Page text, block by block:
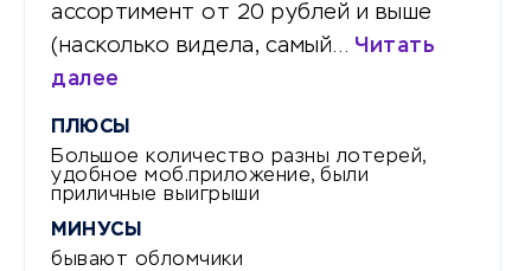
ассортимент от 20 рублей и выше
(насколько видела, самый… Читать
далее
ПЛЮСЫ
Большое количество разны лотерей,
удобное моб.приложение, были
приличные выигрыши
МИНУСЫ
бывают обломчики